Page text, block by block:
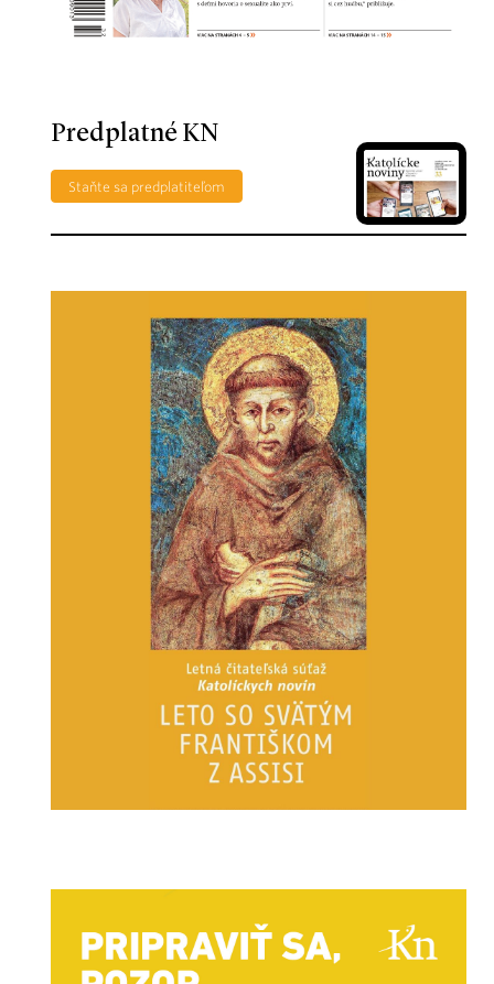
Predplatné KN
Staňte sa predplatiteľom